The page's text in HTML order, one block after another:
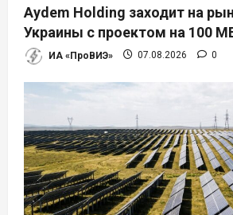
Aydem Holding заходит на
Украины с проектом на 100
ИА «ПроВИЭ» 07.08.2026 0